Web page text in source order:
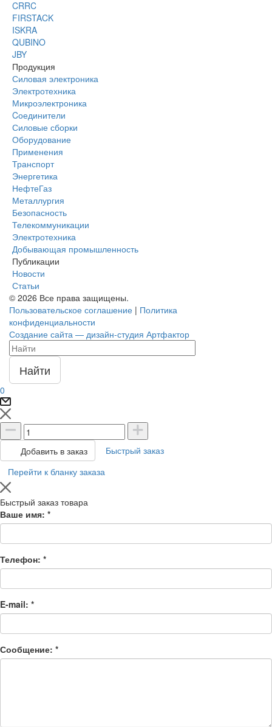
CRRC
FIRSTACK
ISKRA
QUBINO
JBY
Продукция
Силовая электроника
Электротехника
Микроэлектроника
Cоединители
Силовые сборки
Оборудование
Применения
Транспорт
Энергетика
НефтеГаз
Металлургия
Безопасность
Телекоммуникации
Электротехника
Добывающая промышленность
Публикации
Новости
Статьи
© 2026 Все права защищены.
Пользовательское соглашение | Политика
конфиденциальности
Создание сайта — дизайн-студия Артфактор
Найти
0
Добавить в заказ
Быстрый заказ
Перейти к бланку заказа
Быстрый заказ товара
Ваше имя: *
Телефон: *
E-mail: *
Сообщение: *